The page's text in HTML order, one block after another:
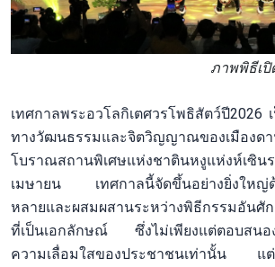
ภาพพิธีเปิ
เทศกาลพระอวโลกิเตศวรโพธิสัตว์ปี2026
ทางวัฒนธรรมและจิตวิญญาณของเมือ
โบราณสถานพิเศษแห่งชาตินหงูแห่งห์เ
เมษายน เทศกาลนี้จัดขึ้นอย่างยิ่งใหญ่ด้
หลายและผสมผสานระหว่างพิธีกรรมอันศั
ที่เป็นเอกลักษณ์ ซึ่งไม่เพียงแต่ตอบสนอ
ความเลื่อมใสของประชาชนเท่านั้น แต่